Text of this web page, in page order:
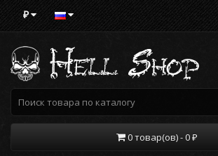
₽
0 товар(ов) - 0 ₽